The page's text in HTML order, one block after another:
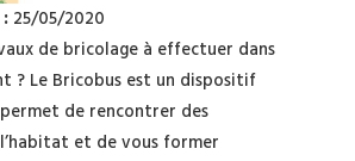
25/05/2020
de bricolage à effectuer dans
? Le Bricobus est un dispositif
de rencontrer des
et de vous former